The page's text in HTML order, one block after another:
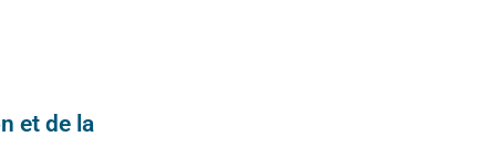
et de la